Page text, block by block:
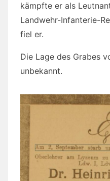
kämpfte er als
Landwehr-Infanterie-
fiel er.
Die Lage des Grabes
unbekannt.